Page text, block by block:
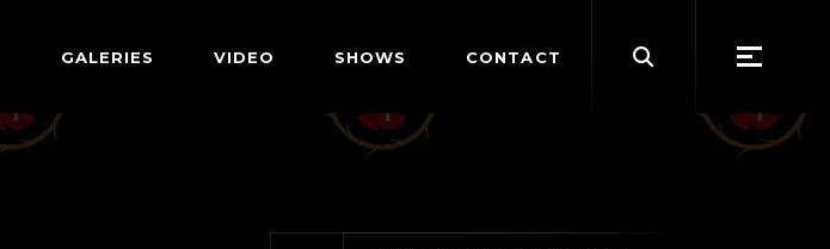
GALERIES VIDEO SHOWS CONTACT
for: